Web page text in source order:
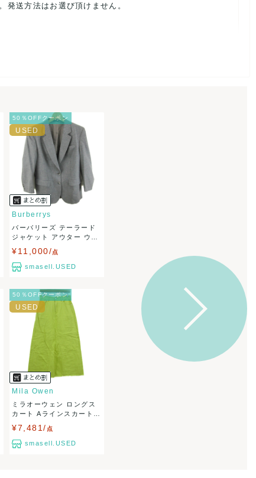
発送方法はお選び頂けません。
けるため、神経質な方や完璧な商品を求められる方は御購
必ずコメント欄よりご連絡お願い致します。対応できるこ
お願い致します。
50％OFFクーポン
Burberrys
バーバリーズ テーラード
ジャケット アウター ウ
¥11,000/点
smasell.USED
50％OFFクーポン
Mila Owen
ミラオーウェン ロングス
カート Aラインスカート
¥7,481/ 点
smasell.USED